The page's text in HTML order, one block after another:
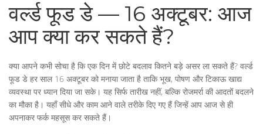
वर्ल्ड फूड डे — 16 अक्टूबर: आज
आप क्या कर सकते हैं?
क्या आपने कभी सोचा है कि एक दिन में छोटे बदलाव कितने बड़े असर ला सकते हैं? वर्ल्ड
फूड डे हर साल 16 अक्टूबर को मनाया जाता है ताकि भूख, पोषण और टिकाऊ खाद्य
व्यवस्था पर ध्यान दिया जा सके। यह सिर्फ तारीख नहीं, बल्कि रोजमर्रा की आदतों बदलने
का मौका है। यहाँ सीधे और काम आने वाले तरीके दिए गए हैं जिन्हें आप आज से ही
अपनाकर फर्क महसूस कर सकते हैं।